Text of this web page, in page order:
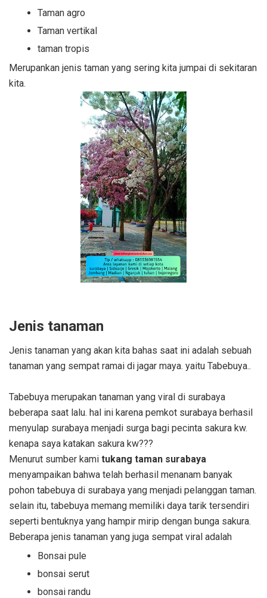
Taman agro
Taman vertikal
taman tropis
Merupankan jenis taman yang sering kita jumpai di sekitaran
kita.
Jenis tanaman
Jenis tanaman yang akan kita bahas saat ini adalah sebuah
tanaman yang sempat ramai di jagar maya. yaitu Tabebuya..
Tabebuya merupakan tanaman yang viral di surabaya
beberapa saat lalu. hal ini karena pemkot surabaya berhasil
menyulap surabaya menjadi surga bagi pecinta sakura kw.
kenapa saya katakan sakura kw???
Menurut sumber kami tukang taman surabaya
menyampaikan bahwa telah berhasil menanam banyak
pohon tabebuya di surabaya yang menjadi pelanggan taman.
selain itu, tabebuya memang memiliki daya tarik tersendiri
seperti bentuknya yang hampir mirip dengan bunga sakura.
Beberapa jenis tanaman yang juga sempat viral adalah
Bonsai pule
bonsai serut
bonsai randu